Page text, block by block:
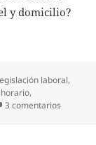
y domicilio?
laboral,
,
3 comentarios